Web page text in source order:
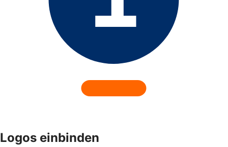
Logos einbinden